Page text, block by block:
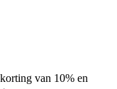
van 10% en